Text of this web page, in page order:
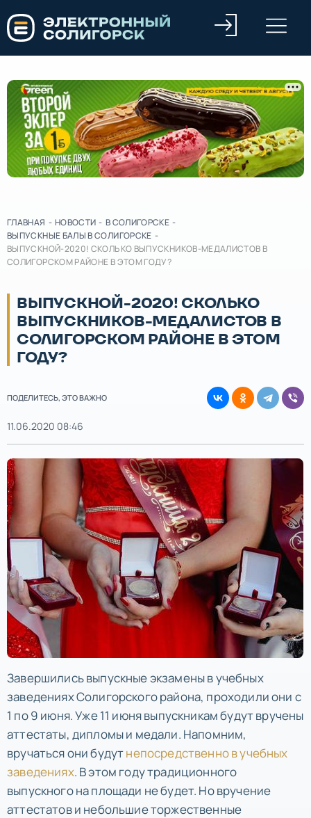
ГЛАВНАЯ - НОВОСТИ - В СОЛИГОРСКЕ -
ВЫПУСКНЫЕ БАЛЫ В СОЛИГОРСКЕ -
ВЫПУСКНОЙ-2020! СКОЛЬКО ВЫПУСКНИКОВ-МЕДАЛИСТОВ В
СОЛИГОРСКОМ РАЙОНЕ В ЭТОМ ГОДУ?
ВЫПУСКНОЙ-2020! СКОЛЬКО
ВЫПУСКНИКОВ-МЕДАЛИСТОВ В
СОЛИГОРСКОМ РАЙОНЕ В ЭТОМ
ГОДУ?
ПОДЕЛИТЕСЬ, ЭТО ВАЖНО
11.06.2020 08:46
Завершились выпускные экзамены в учебных
заведениях Солигорского района, проходили они с
1 по 9 июня. Уже 11 июня выпускникам будут вручены
аттестаты, дипломы и медали. Напомним,
вручаться они будутнепосредственно в учебных
заведениях. В этом году традиционного
выпускного на площади не будет. Но вручение
аттестатов и небольшие торжественные